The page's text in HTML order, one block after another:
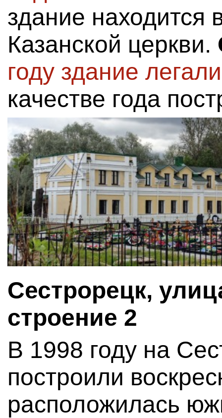
здание находится
Казанской церкви.
году здание
качестве года
Сестрорецк,
строение 2
В 1998 году на
построили
расположилась